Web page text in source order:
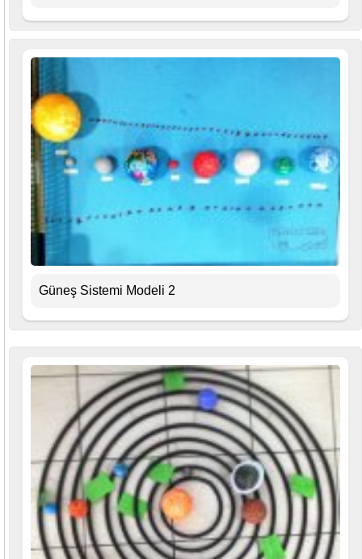
Güneş Sistemi Modeli 2